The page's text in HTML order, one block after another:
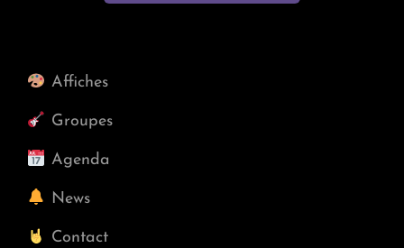
Affiches
Groupes
Agenda
News
Contact